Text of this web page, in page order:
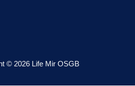
© 2026 Life Mir OSGB